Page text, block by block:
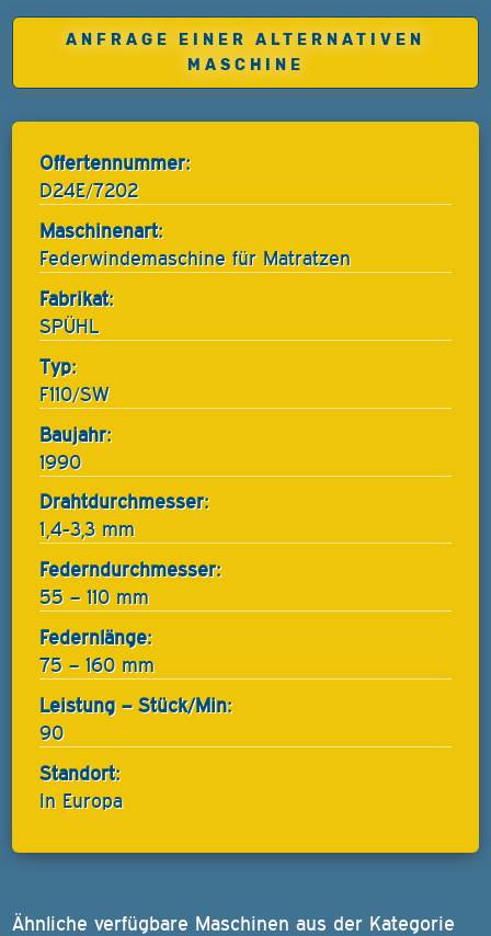
ANFRAGE EINER ALTERNATIVEN
MASCHINE
Offertennummer:
D24E/7202
Maschinenart:
Federwindemaschine für Matratzen
Fabrikat:
SPÜHL
Typ:
F110/SW
Baujahr:
1990
Drahtdurchmesser:
1,4-3,3 mm
Federndurchmesser:
55 – 110 mm
Federnlänge:
75 – 160 mm
Leistung – Stück/Min:
90
Standort:
In Europa
Ähnliche verfügbare Maschinen aus der Kategorie